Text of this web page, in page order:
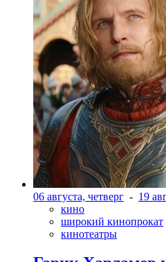
06 августа, четверг - 19
кино
широкий кинопрокат
кинотеатры